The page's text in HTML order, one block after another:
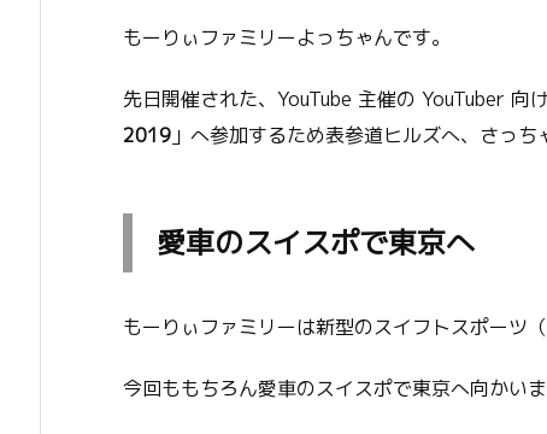
もーりぃファミリーよっちゃんです。
先日開催された、YouTube 主催の YouTuber 向
2019 」へ参加するため表参道ヒルズへ、さっち
愛車のスイスポで東京へ
もーりぃファミリーは新型のスイフトスポーツ
今回ももちろん愛車のスイスポで東京へ向かいま